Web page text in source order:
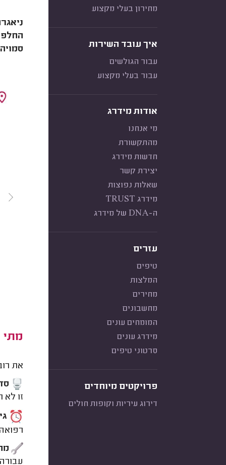
מחירון בעלי מקצוע
איך עובד השירות
עבור הגולשים
עבור בעלי מקצוע
אודות מידרג
מי אנחנו
מהתקשורת
חדשות מידרג
יצירת קשר
שאלות נפוצות
מידרג TRUST
ה-DNA של מידרג
עזרים
טיפים
המלצות
מחירים
מחשבונים
המומחים עונים
מידרג עונים
סרטוני טיפים
פרויקטים מיוחדים
דירוג עיריות וקופות חולים
מתי
את
זו